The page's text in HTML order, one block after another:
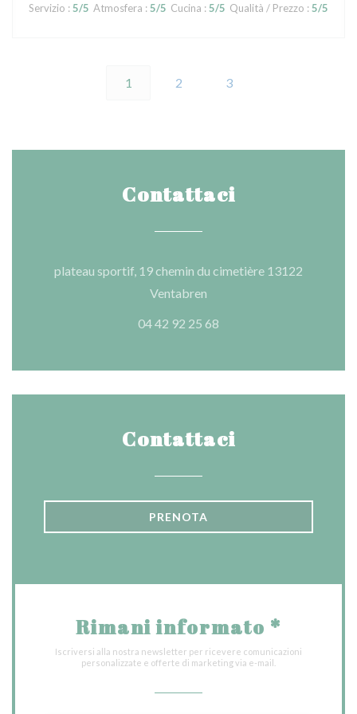
Servizio : 5/5 Atmosfera : 5/5 Cucina : 5/5 Qualità / Prezzo : 5/5
1 2 3
Contattaci
plateau sportif, 19 chemin du cimetière 13122
Ventabren
04 42 92 25 68
Contattaci
PRENOTA
Rimani informato *
Iscriversi alla nostra newsletter per ricevere comunicazioni
personalizzate e offerte di marketing via e-mail.